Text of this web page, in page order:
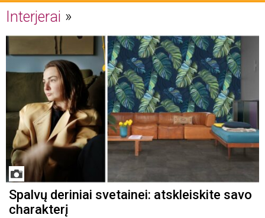
Interjerai
Spalvų deriniai svetainei: atskleiskite savo
charakterį